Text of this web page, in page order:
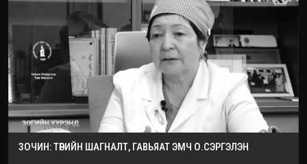
ЗОЧИН: ТӨРИЙН ШАГНАЛТ, ГАВЬЯАТ ЭМЧ О.СЭРГЭЛЭН